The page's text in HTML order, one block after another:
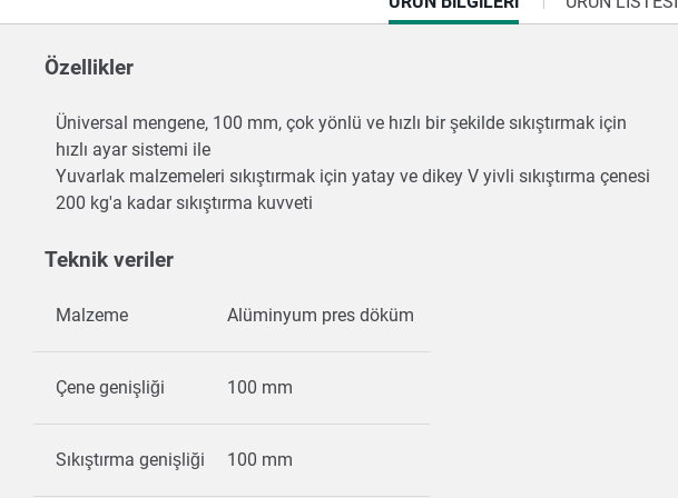
TAB:
Özellikler
Üniversal mengene, 100 mm, çok yönlü ve hızlı bir şekilde sıkıştırmak için
hızlı ayar sistemi ile
Yuvarlak malzemeleri sıkıştırmak için yatay ve dikey V yivli sıkıştırma çenesi
200 kg'a kadar sıkıştırma kuvveti
Teknik veriler
Malzeme Alüminyum pres döküm
Çene genişliği 100 mm
Sıkıştırma genişliği 100 mm